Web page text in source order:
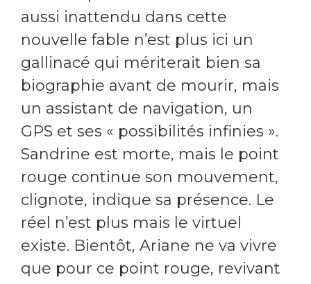
aussi inattendu dans cette
nouvelle fable n’est plus ici un
gallinacé qui mériterait bien sa
biographie avant de mourir, mais
un assistant de navigation, un
GPS et ses « possibilités infinies ».
Sandrine est morte, mais le point
rouge continue son mouvement,
clignote, indique sa présence. Le
réel n’est plus mais le virtuel
existe. Bientôt, Ariane ne va vivre
que pour ce point rouge, revivant